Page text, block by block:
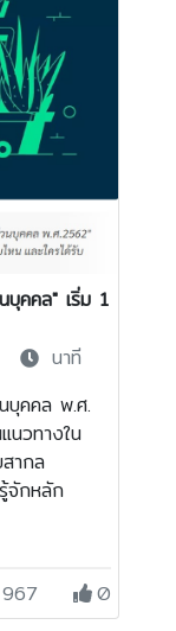
บุคคล" เริ่ม 1
นาที
บุคคล พ.ศ.
นวทางใน
ากล
จักหลัก
967 0